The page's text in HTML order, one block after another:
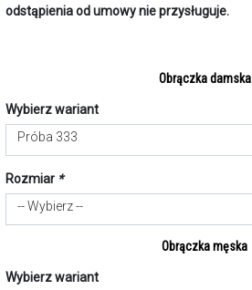
odstąpienia od umowy nie przysługuje.
Obrączka damska
Wybierz wariant
Próba 333
Rozmiar *
-- Wybierz --
Obrączka męska
Wybierz wariant